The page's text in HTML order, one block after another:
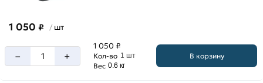
1 050 ₽ / шт
– +
1 050 ₽
Кол-во 1 шт
Вес 0.6 кг
В корзину